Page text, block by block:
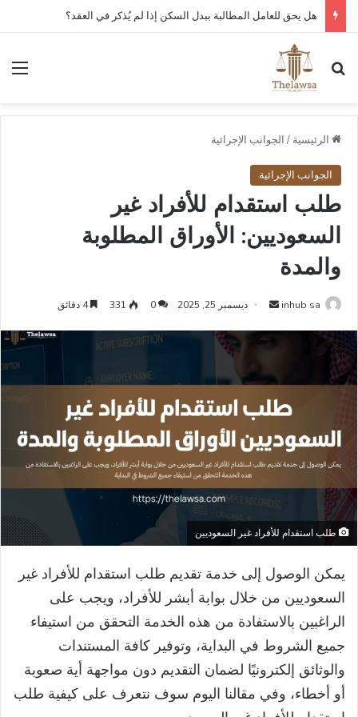
كم مدة قبول أو رفض عقد العمل الإلكتروني في قوى؟
بحث عن
الرئيسية / الجوانب الإجرائية
الجوانب الإجرائية
طلب استقدام للأفراد غير
السعوديين: الأوراق المطلوبة
والمدة
inhub sa
أرسل
إلكترونيا
ديسمبر 25, 2025 0
331 4 دقائق
طلب استقدام للأفراد غير السعوديين
​يمكن الوصول إلى خدمة تقديم طلب استقدام للأفراد غير
السعوديين من خلال بوابة أبشر للأفراد، ويجب على
الراغبين بالاستفادة من هذه الخدمة التحقق من استيفاء
جميع الشروط في البداية، وتوفير كافة المستندات
والوثائق إلكترونيًا لضمان التقديم دون مواجهة أية صعوبة
أو أخطاء، وفي مقالنا اليوم سوف نتعرف على كيفية طلب